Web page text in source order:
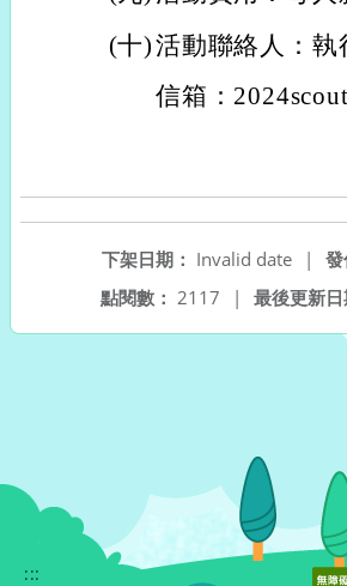
(十)活動聯絡人：
信箱：
發
下架日期： Invalid date
|
最後更新日
點閱數： 2117 |
:::